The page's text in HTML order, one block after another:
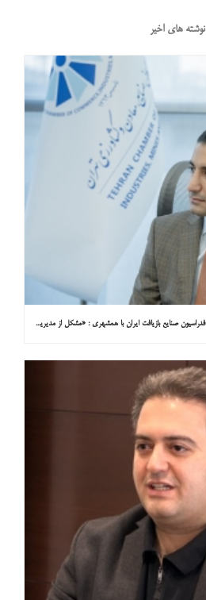
نوشته های اخیر
گفتگوی ویژه روز بدون کیسه پلاستیکی دبیر فدراسیون صنایع بازیافت ایران با همشهری : «مشکل از مدیریت پسماند پلاستیکی است، نه کیسه پلاستیکی»